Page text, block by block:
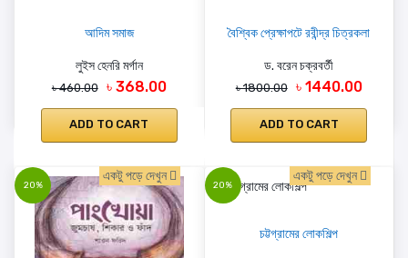
আদিম সমাজ
লুইস হেনরি মর্গান
৳ 460.00 ৳ 368.00
ADD TO CART
বৈশ্বিক প্রেক্ষাপটে রবীন্দ্র চিত্রকলা
ড. বরেন চক্রবর্তী
৳ 1800.00 ৳ 1440.00
ADD TO CART
20%
একটু পড়ে দেখুন
20%
একটু পড়ে দেখুন
চট্টগ্রামের লোকশিল্প